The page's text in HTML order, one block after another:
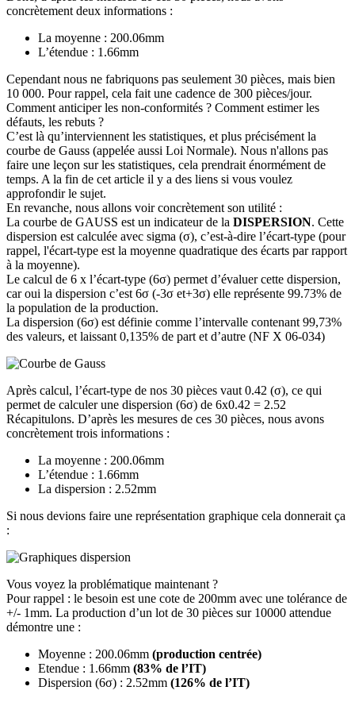
concrètement deux informations :
La moyenne : 200.06mm
L’étendue : 1.66mm
Cependant nous ne fabriquons pas seulement 30 pièces, mais bien
10 000. Pour rappel, cela fait une cadence de 300 pièces/jour.
Comment anticiper les non-conformités ? Comment estimer les
défauts, les rebuts ?
C’est là qu’interviennent les statistiques, et plus précisément la
courbe de Gauss (appelée aussi Loi Normale). Nous n'allons pas
faire une leçon sur les statistiques, cela prendrait énormément de
temps. A la fin de cet article il y a des liens si vous voulez
approfondir le sujet.
En revanche, nous allons voir concrètement son utilité :
La courbe de GAUSS est un indicateur de la DISPERSION. Cette
dispersion est calculée avec sigma (σ), c’est-à-dire l’écart-type (pour
rappel, l'écart-type est la moyenne quadratique des écarts par rapport
à la moyenne).
Le calcul de 6 x l’écart-type (6σ) permet d’évaluer cette dispersion,
car oui la dispersion c’est 6σ (-3σ et+3σ) elle représente 99.73% de
la population de la production.
La dispersion (6σ) est définie comme l’intervalle contenant 99,73%
des valeurs, et laissant 0,135% de part et d’autre (NF X 06-034)
Après calcul, l’écart-type de nos 30 pièces vaut 0.42 (σ), ce qui
permet de calculer une dispersion (6σ) de 6x0.42 = 2.52
Récapitulons. D’après les mesures de ces 30 pièces, nous avons
concrètement trois informations :
La moyenne : 200.06mm
L’étendue : 1.66mm
La dispersion : 2.52mm
Si nous devions faire une représentation graphique cela donnerait ça
:
Vous voyez la problématique maintenant ?
Pour rappel : le besoin est une cote de 200mm avec une tolérance de
+/- 1mm. La production d’un lot de 30 pièces sur 10000 attendue
démontre une :
Moyenne : 200.06mm (production centrée)
Etendue : 1.66mm (83% de l’IT)
Dispersion (6σ) : 2.52mm (126% de l’IT)